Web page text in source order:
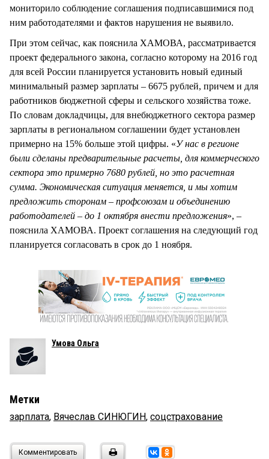
мониторило соблюдение соглашения подписавшимися под
ним работодателями и фактов нарушения не выявило.
При этом сейчас, как пояснила ХАМОВА, рассматривается
проект федерального закона, согласно которому на 2016 год
для всей России планируется установить новый единый
минимальный размер зарплаты – 6675 рублей, причем и для
работников бюджетной сферы и сельского хозяйства тоже.
По словам докладчицы, для внебюджетного сектора размер
зарплаты в региональном соглашении будет установлен
примерно на 15% больше этой цифры. «У нас в регионе
были сделаны предварительные расчеты, для коммерческого
сектора это примерно 7680 рублей, но это расчетная
сумма. Экономическая ситуация меняется, и мы хотим
предложить сторонам – профсоюзам и объединению
работодателей – до 1 октября внести предложения», –
пояснила ХАМОВА. Проект соглашения на следующий год
планируется согласовать в срок до 1 ноября.
Умова Ольга
Метки
зарплата, Вячеслав СИНЮГИН, соцстрахование
Комментировать